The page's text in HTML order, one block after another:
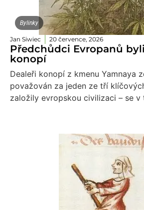
Bylinky
Jan Siwiec 20 července, 2026
Předchůdci Evropanů
konopí
Dealeři konopí z kmenu Yamnaya
považován za jeden ze tří
založily evropskou civilizaci – se v